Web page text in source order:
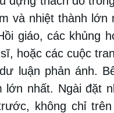
và nhiệt thành
giáo, các khủng
hoặc các cuộc
luận phản ánh.
lớn nhất. Ngài đặt
không chỉ